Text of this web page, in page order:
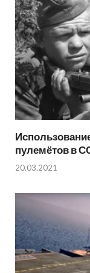
пулемётов в
20.03.2021